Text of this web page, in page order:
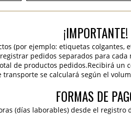
¡IMPORTANTE!
(por ejemplo: etiquetas
pedidos separados para
de productos pedidos.Recibirá
transporte se calculará según el
FORMAS DE
(días laborables) desde el